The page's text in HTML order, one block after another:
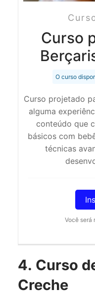
Curso
O curso
Curso projetado
alguma
conteúdo que
básicos com
técnicas
Você será
4. Curso
Creche